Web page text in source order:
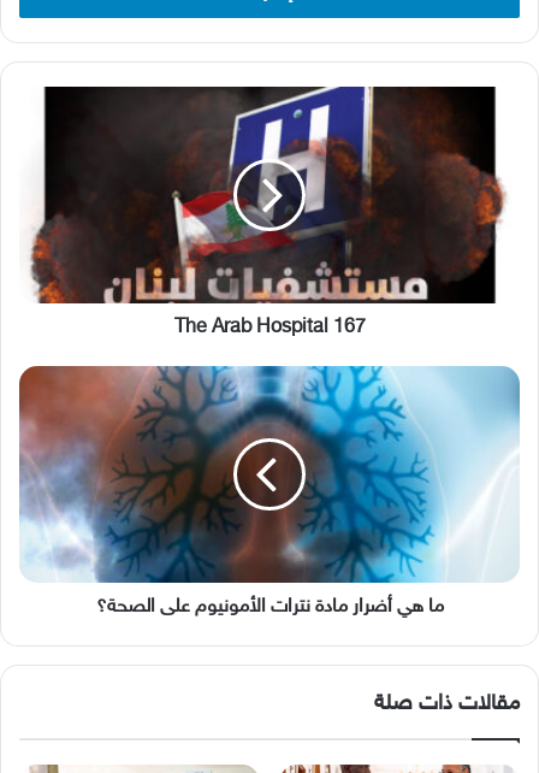
167
The Arab Hospital 167
ما
أضرار
مادة
نترات
الأمونيوم
ما هي أضرار مادة نترات الأمونيوم على الصحة؟
مقالات ذات صلة